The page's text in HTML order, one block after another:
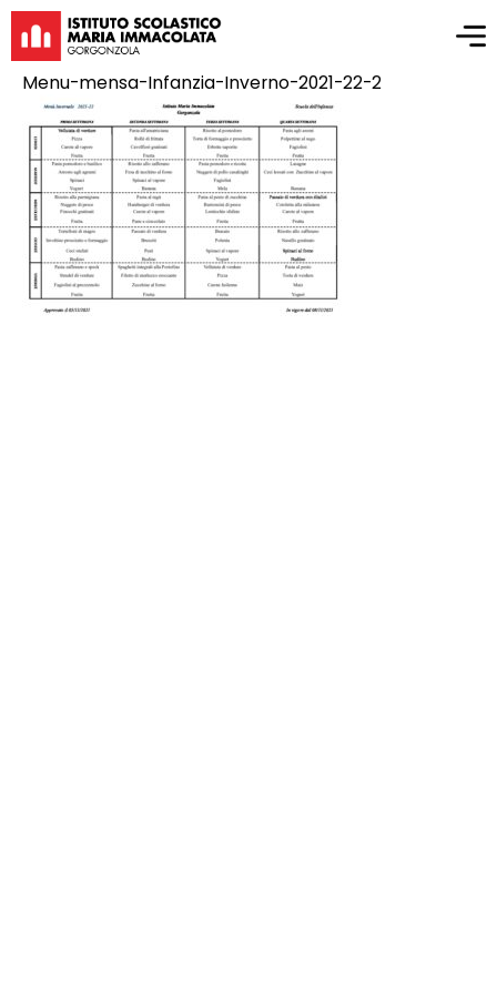
Menu-mensa-Infanzia-Inverno-2021-22-2